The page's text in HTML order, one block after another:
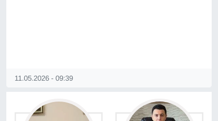
11.05.2026 - 09:39